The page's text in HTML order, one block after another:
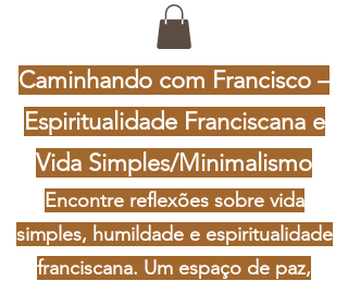
Caminhando com Francisco –
Espiritualidade Franciscana e
Vida Simples/Minimalismo
Encontre reflexões sobre vida
simples, humildade e espiritualidade
franciscana. Um espaço de paz,